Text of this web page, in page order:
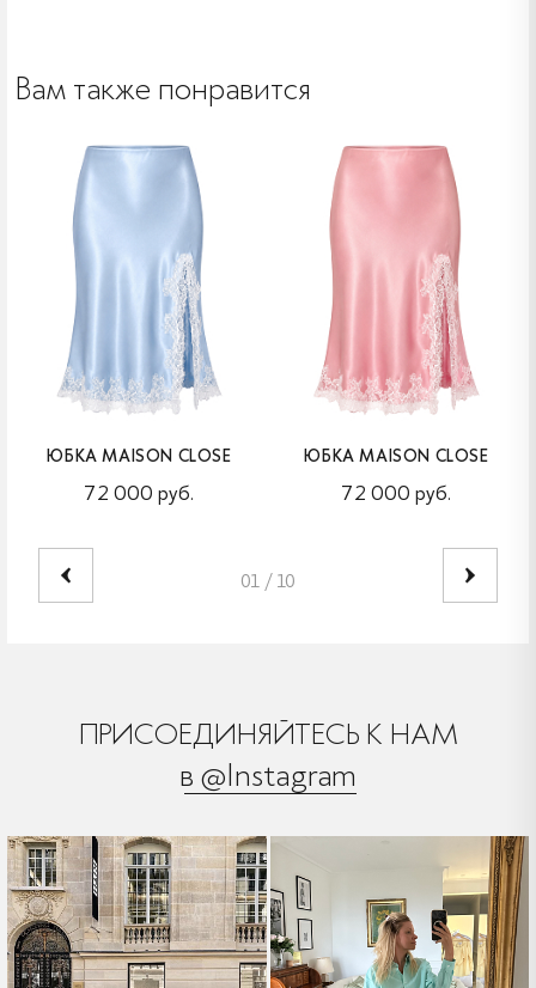
Вам также понравится
ЮБКА MAISON CLOSE
72 000 руб.
ЮБКА MAISON CLOSE
72 000 руб.
01 / 10
ПРИСОЕДИНЯЙТЕСЬ К НАМ
в @Instagram